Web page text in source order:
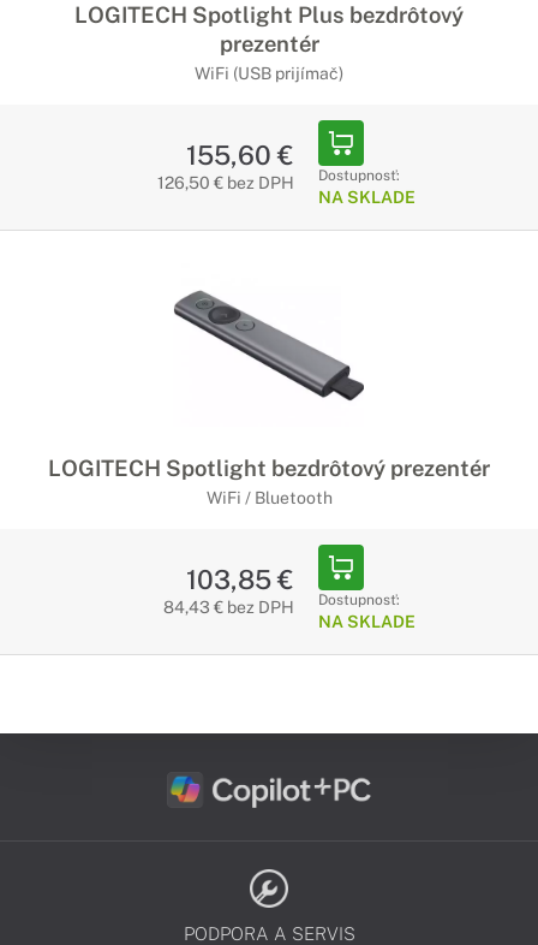
LOGITECH Spotlight Plus bezdrôtový
prezentér
WiFi (USB prijímač)
155,60 €
126,50 € bez DPH Dostupnosť:
NA SKLADE
LOGITECH Spotlight bezdrôtový prezentér
WiFi / Bluetooth
103,85 €
84,43 € bez DPH Dostupnosť:
NA SKLADE
PODPORA A SERVIS